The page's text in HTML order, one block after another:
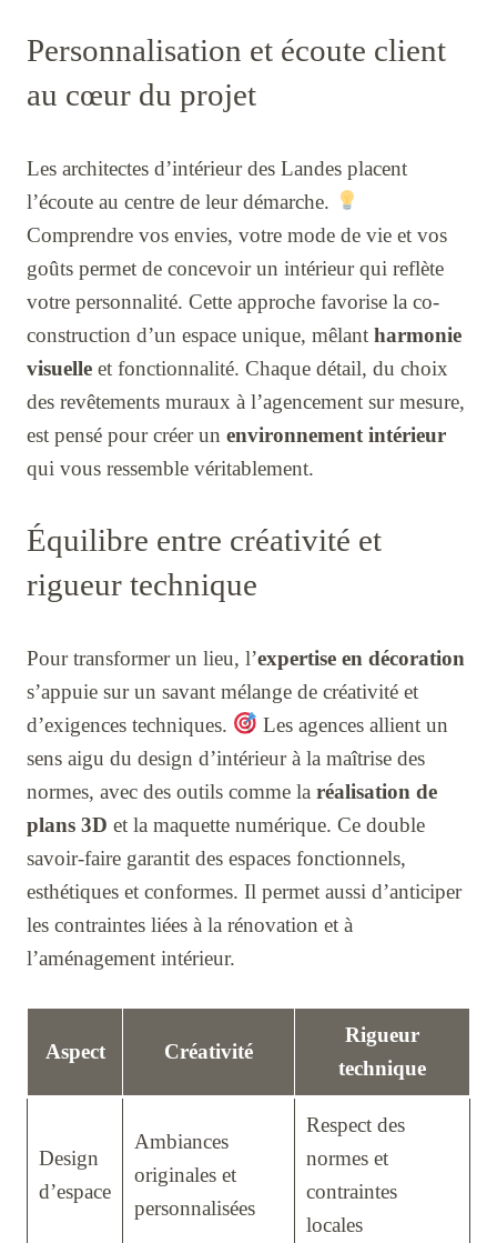
Personnalisation et écoute client
au cœur du projet
Les architectes d’intérieur des Landes placent
l’écoute au centre de leur démarche.
Comprendre vos envies, votre mode de vie et vos
goûts permet de concevoir un intérieur qui reflète
votre personnalité. Cette approche favorise la co-
construction d’un espace unique, mêlant harmonie
visuelle et fonctionnalité. Chaque détail, du choix
des revêtements muraux à l’agencement sur mesure,
est pensé pour créer un environnement intérieur
qui vous ressemble véritablement.
Équilibre entre créativité et
rigueur technique
Pour transformer un lieu, l’expertise en décoration
s’appuie sur un savant mélange de créativité et
d’exigences techniques.
Les agences allient un
sens aigu du design d’intérieur à la maîtrise des
normes, avec des outils comme la réalisation de
plans 3D et la maquette numérique. Ce double
savoir-faire garantit des espaces fonctionnels,
esthétiques et conformes. Il permet aussi d’anticiper
les contraintes liées à la rénovation et à
l’aménagement intérieur.
Aspect Créativité
Rigueur
technique
Design
d’espace
Ambiances
originales et
personnalisées
Respect des
normes et
contraintes
locales